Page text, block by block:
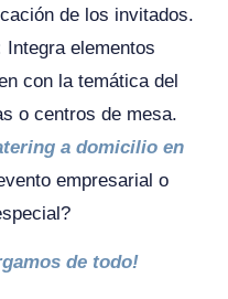
de los invitados.
Integra elementos
con la temática del
o centros de mesa.
a domicilio en
empresarial o
de todo!